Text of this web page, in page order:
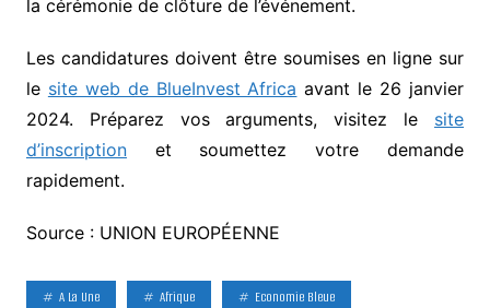
la cérémonie de clôture de l’événement.
Les candidatures doivent être soumises en ligne sur
le site web de BlueInvest Africa avant le 26 janvier
2024. Préparez vos arguments, visitez le site
d’inscriptionet soumettez votre demande
rapidement.
Source : UNION EUROPÉENNE
A La Une Afrique Economie Bleue